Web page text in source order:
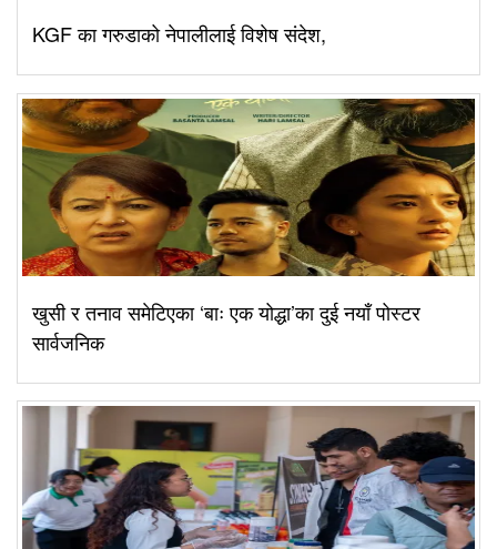
KGF का गरुडाको नेपालीलाई विशेष संदेश,
खुसी र तनाव समेटिएका ‘बाः एक योद्धा’का दुई नयाँ पोस्टर
सार्वजनिक